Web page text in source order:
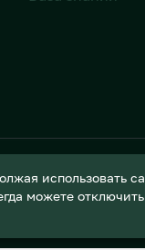
использовать
можете